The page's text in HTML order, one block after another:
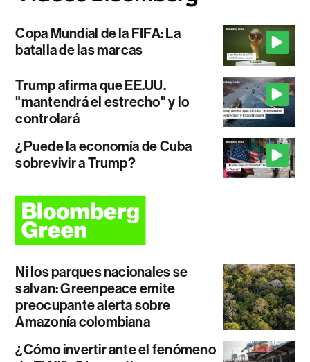
Copa Mundial de la FIFA: La
batalla de las marcas
Trump afirma que EE.UU.
"mantendrá el estrecho" y lo
controlará
¿Puede la economía de Cuba
sobrevivir a Trump?
Ni los parques nacionales se
salvan: Greenpeace emite
preocupante alerta sobre
Amazonía colombiana
¿Cómo invertir ante el fenómeno